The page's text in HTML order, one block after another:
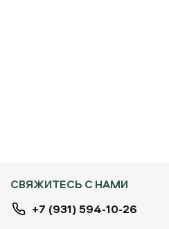
СВЯЖИТЕСЬ С НАМИ
+7 (931) 594-10-26